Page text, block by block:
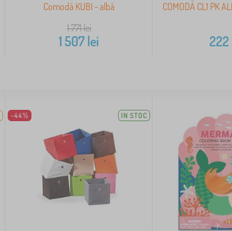
Comodă KUBI - albă
1 771lei
1 507lei
COMODĂ CL1 PK
222
-44% IN STOC